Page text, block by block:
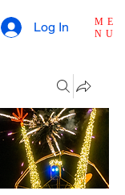
ME
NU
Log In